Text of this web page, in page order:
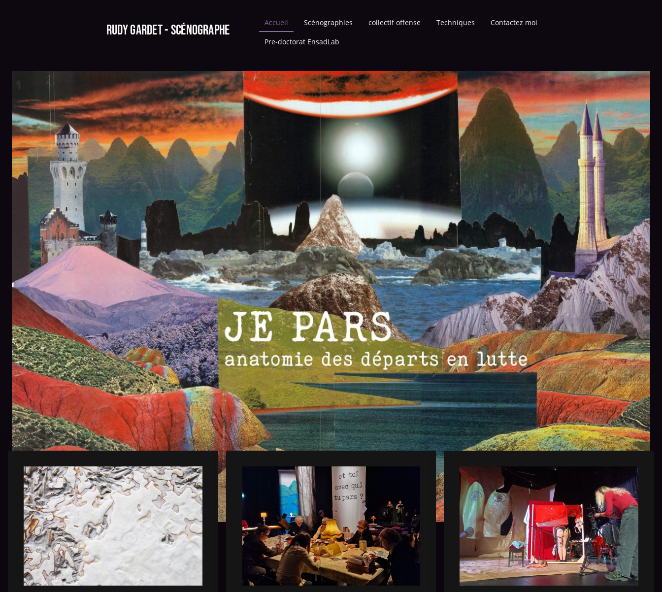
Rudy Gardet - Scénographe Accueil Scénographies collectif offense Techniques Contactez moi
Pre-doctorat EnsadLab